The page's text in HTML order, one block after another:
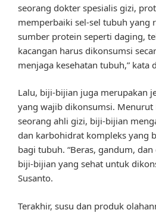
seorang dokter spesialis gizi,
memperbaiki sel-sel tubuh yang
sumber protein seperti daging,
kacangan harus dikonsumsi
menjaga kesehatan tubuh,” kata
Lalu, biji-bijian juga merupakan
yang wajib dikonsumsi. Menurut
seorang ahli gizi, biji-bijian
dan karbohidrat kompleks yang
bagi tubuh. “Beras, gandum,
biji-bijian yang sehat untuk
Susanto.
Terakhir, susu dan produk